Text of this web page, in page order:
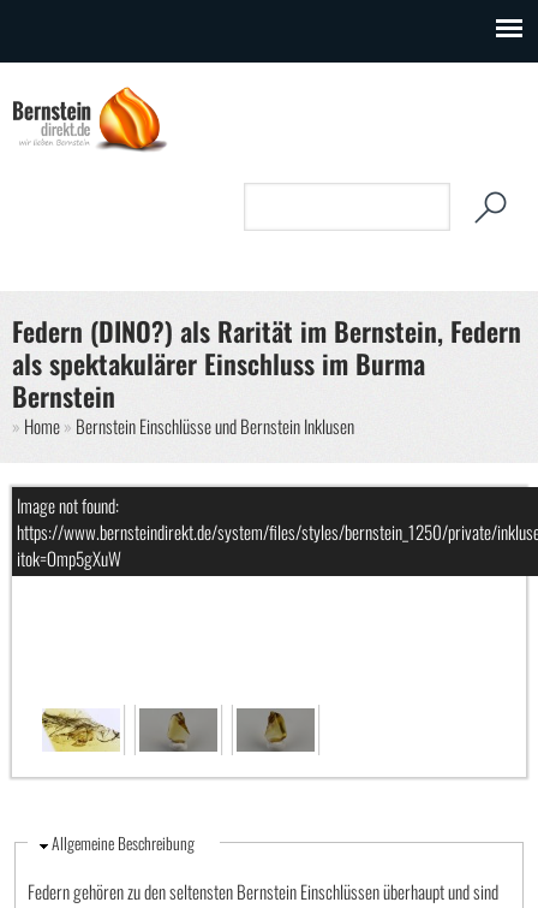
Federn (DINO?) als Rarität im Bernstein, Federn
als spektakulärer Einschluss im Burma
Bernstein
Sie sind hier
Home Bernstein Einschlüsse und Bernstein Inklusen
Image not found:
https://www.bernsteindirekt.de/system/files/styles/bernstein_1250/private/
itok=Omp5gXuW
Ausblenden
Allgemeine Beschreibung
Federn gehören zu den seltensten Bernstein Einschlüssen überhaupt und sind